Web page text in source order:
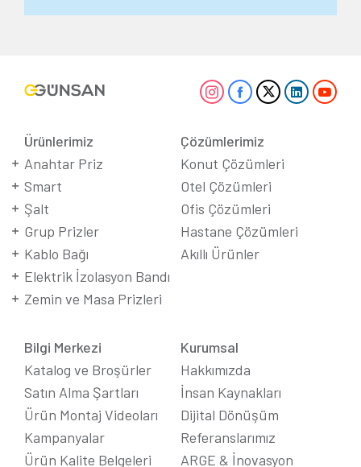
Ürünlerimiz
Anahtar Priz
Smart
Şalt
Grup Prizler
Kablo Bağı
Elektrik İzolasyon Bandı
Zemin ve Masa Prizleri
Çözümlerimiz
Konut Çözümleri
Otel Çözümleri
Ofis Çözümleri
Hastane Çözümleri
Akıllı Ürünler
Bilgi Merkezi
Katalog ve Broşürler
Satın Alma Şartları
Ürün Montaj Videoları
Kampanyalar
Ürün Kalite Belgeleri
Kurumsal
Hakkımızda
İnsan Kaynakları
Dijital Dönüşüm
Referanslarımız
ARGE & İnovasyon